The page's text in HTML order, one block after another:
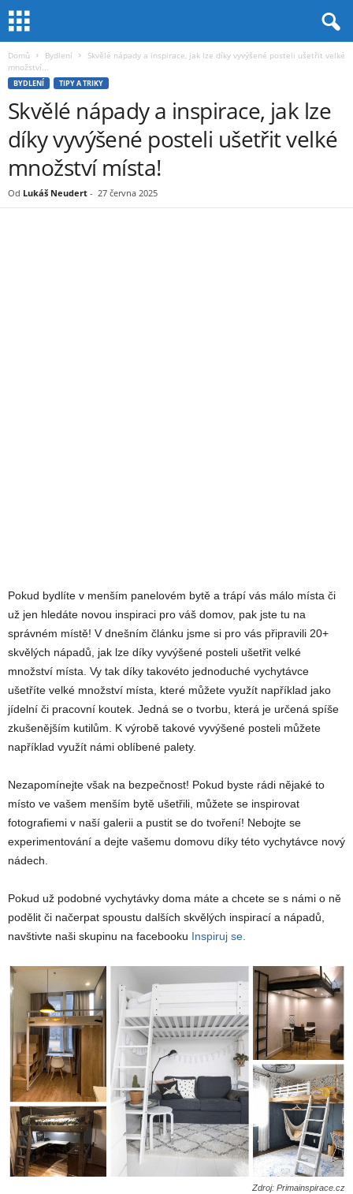
Domů Bydlení
Skvělé nápady a inspirace, jak lze díky vyvýšené posteli ušetřit velké
množství...
BYDLENÍ TIPY A TRIKY
Skvělé nápady a inspirace, jak lze
díky vyvýšené posteli ušetřit velké
množství místa!
Od Lukáš Neudert - 27 června 2025
Pokud bydlíte v menším panelovém bytě a trápí vás málo místa či
už jen hledáte novou inspiraci pro váš domov, pak jste tu na
správném místě! V dnešním článku jsme si pro vás připravili 20+
skvělých nápadů, jak lze díky vyvýšené posteli ušetřit velké
množství místa. Vy tak díky takovéto jednoduché vychytávce
ušetříte velké množství místa, které můžete využít například jako
jídelní či pracovní koutek. Jedná se o tvorbu, která je určená spíše
zkušenějším kutilům. K výrobě takové vyvýšené posteli můžete
například využít námi oblíbené palety.
Nezapomínejte však na bezpečnost! Pokud byste rádi nějaké to
místo ve vašem menším bytě ušetřili, můžete se inspirovat
fotografiemi v naší galerii a pustit se do tvoření! Nebojte se
experimentování a dejte vašemu domovu díky této vychytávce nový
nádech.
Pokud už podobné vychytávky doma máte a chcete se s námi o ně
podělit či načerpat spoustu dalších skvělých inspirací a nápadů,
navštivte naši skupinu na facebooku Inspiruj se.
Zdroj: Primainspirace.cz